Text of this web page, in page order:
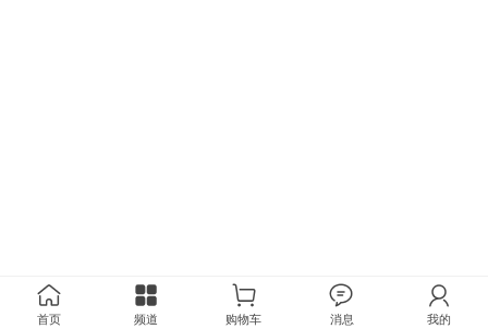
首页 频道 购物车 消息 我的